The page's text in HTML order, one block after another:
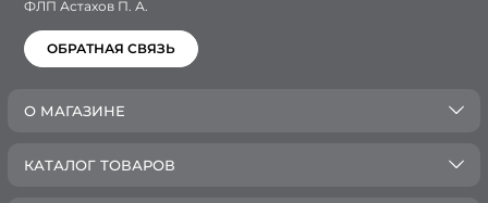
ФЛП Астахов П. А.
ОБРАТНАЯ СВЯЗЬ
О МАГАЗИНЕ
КАТАЛОГ ТОВАРОВ